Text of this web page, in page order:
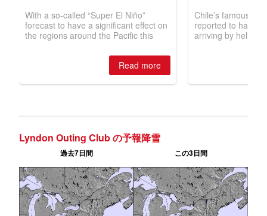
Lyndon Outing Club の予報降雪
過去7日間 この3日間